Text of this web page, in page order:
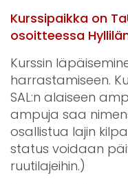
Kurssipaikka on
osoitteessa
Kurssin
harrastamiseen.
SAL:n alaiseen
ampuja saa
osallistua lajin
status voidaan
ruutilajeihin.)